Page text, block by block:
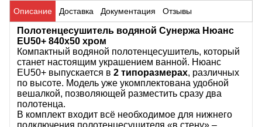
Описание Доставка Документация Отзывы
Полотенцесушитель водяной Сунержа Нюанс
EU50+ 840х50 хром
Компактный водяной полотенцесушитель, который
станет настоящим украшением ванной. Нюанс
EU50+ выпускается в 2 типоразмерах, различных
по высоте. Модель уже укомплектована удобной
вешалкой, позволяющей разместить сразу два
полотенца.
В комплект входит всё необходимое для нижнего
подключения полотенцесушителя «в стену» –